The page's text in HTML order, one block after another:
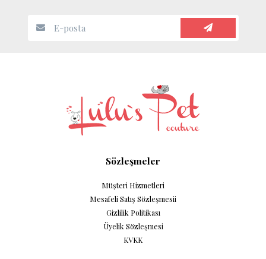
Sözleşmeler
Müşteri Hizmetleri
Mesafeli Satış Sözleşmesii
Gizlilik Politikası
Üyelik Sözleşmesi
KVKK